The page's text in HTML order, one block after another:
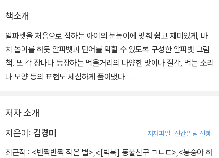
책소개
알파벳을 처음으로 접하는 아이의 눈높이에 맞춰 쉽고 재미있게, 마
치 놀이를 하듯 알파벳과 단어를 익힐 수 있도록 구성한 알파벳 그림
책. 또 각 장마다 등장하는 먹을거리의 다양한 맛이나 질감, 먹는 소리
나 모양 등의 표현도 세심하게 풀어냈다.
는데, 이는 시각적인 재미를 주는 동시에 문자의 형태를 쉽게 인지할
수 있도록 돕는다. 다양한 먹을거리의 이름과 모양으로 자연스럽게
저자 소개
지은이: 김경미 저자파일 신간알림 신청
최근작 : <반짝반짝 작은 별>,<[빅북] 동물친구 ㄱㄴㄷ>,<봉숭아 하